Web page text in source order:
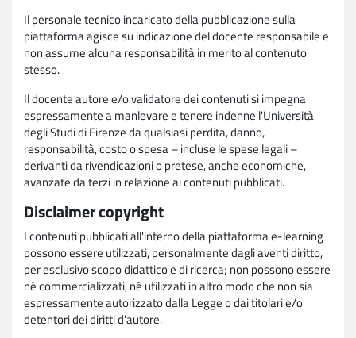
Il personale tecnico incaricato della pubblicazione sulla
piattaforma agisce su indicazione del docente responsabile e
non assume alcuna responsabilità in merito al contenuto
stesso.
Il docente autore e/o validatore dei contenuti si impegna
espressamente a manlevare e tenere indenne l'Università
degli Studi di Firenze da qualsiasi perdita, danno,
responsabilità, costo o spesa – incluse le spese legali –
derivanti da rivendicazioni o pretese, anche economiche,
avanzate da terzi in relazione ai contenuti pubblicati.
Disclaimer copyright
I contenuti pubblicati all'interno della piattaforma e-learning
possono essere utilizzati, personalmente dagli aventi diritto,
per esclusivo scopo didattico e di ricerca; non possono essere
né commercializzati, né utilizzati in altro modo che non sia
espressamente autorizzato dalla Legge o dai titolari e/o
detentori dei diritti d'autore.